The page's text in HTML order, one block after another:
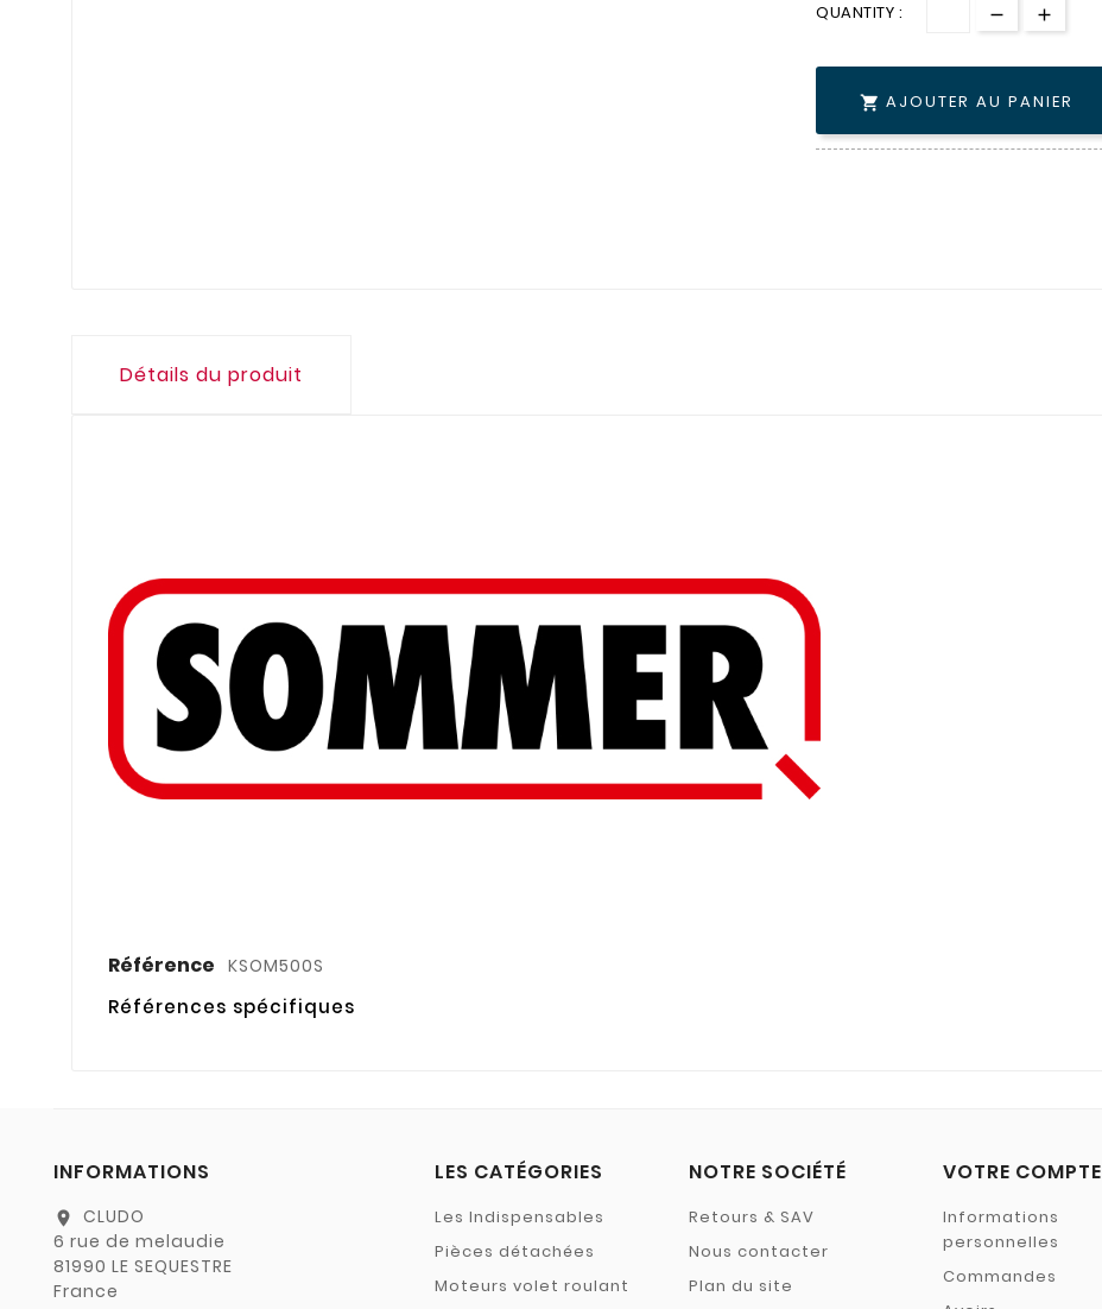
QUANTITY :
 AJOUTER AU PANIER
Détails du produit
Référence KSOM500S
Références spécifiques
INFORMATIONS
location_on
CLUDO
6 rue de melaudie
81990 LE SEQUESTRE
France
LES CATÉGORIES
Les Indispensables
Pièces détachées
Moteurs volet roulant
NOTRE SOCIÉTÉ
Retours & SAV
Nous contacter
Plan du site
VOTRE COMPTE
Informations
personnelles
Commandes